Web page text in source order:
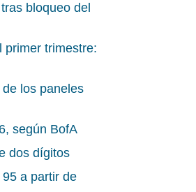
bloqueo del
primer trimestre:
los paneles
según BofA
dos dígitos
a partir de